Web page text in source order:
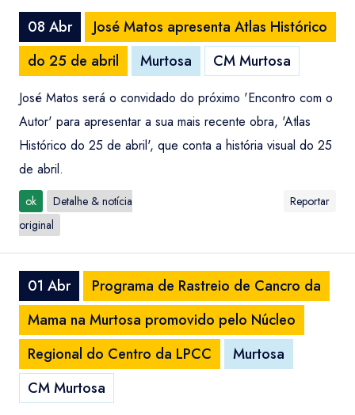
08 Abr
José Matos apresenta Atlas Histórico
do 25 de abril
Murtosa CM Murtosa
José Matos será o convidado do próximo 'Encontro com o
Autor' para apresentar a sua mais recente obra, 'Atlas
Histórico do 25 de abril', que conta a história visual do 25
de abril.
ok
Detalhe & notícia
original
Reportar
01 Abr
Programa de Rastreio de Cancro da
Mama na Murtosa promovido pelo Núcleo
Regional do Centro da LPCC
Murtosa
CM Murtosa